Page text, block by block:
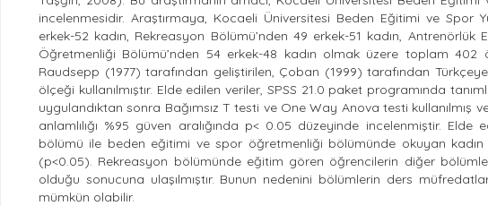
incelenmesidir. Araştırmaya, Kocaeli Üniversitesi Beden Eğitimi ve Spor
erkek-52 kadın, Rekreasyon Bölümü’nden 49 erkek-51 kadın,
Öğretmenliği Bölümü’nden 54 erkek-48 kadın olmak üzere toplam 402
Raudsepp (1977) tarafından geliştirilen, Çoban (1999) tarafından
ölçeği kullanılmıştır. Elde edilen veriler, SPSS 21.0 paket programında
uygulandıktan sonra Bağımsız T testi ve One Way Anova testi
anlamlılığı %95 güven aralığında p< 0.05 düzeyinde incelenmiştir. Elde
bölümü ile beden eğitimi ve spor öğretmenliği bölümünde okuyan kadın
(p<0.05). Rekreasyon bölümünde eğitim gören öğrencilerin diğer
olduğu sonucuna ulaşılmıştır. Bunun nedenini bölümlerin ders
mümkün olabilir.